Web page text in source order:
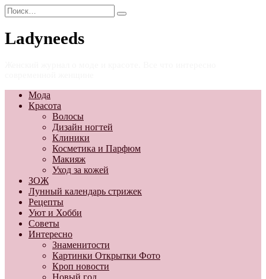
Перейти
к
содержанию
Search
for:
Ladyneeds
Мода
Красота
Волосы
Дизайн ногтей
Клиники
Косметика и Парфюм
Макияж
Уход за кожей
ЗОЖ
Лунный календарь стрижек
Рецепты
Уют и Хобби
Советы
Интересно
Знаменитости
Картинки Открытки Фото
Кроп новости
Новый год